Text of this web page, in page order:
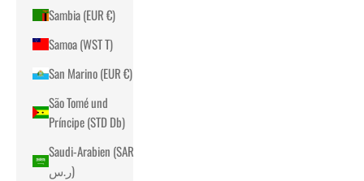
Sambia (EUR €)
Samoa (WST T)
San Marino (EUR €)
São Tomé und
Príncipe (STD Db)
Saudi-Arabien (SAR
ر.س)